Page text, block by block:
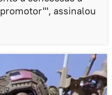
assinalou